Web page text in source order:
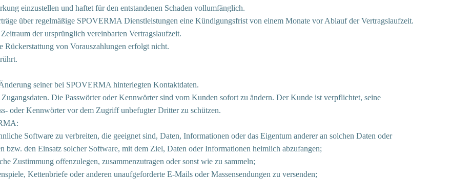
einzustellen und haftet für den entstandenen Schaden vollumfänglich.
über regelmäßige SPOVERMA Dienstleistungen eine Kündigungsfrist von einem Monate vor Ablauf der Vertragslaufzeit.
der ursprünglich vereinbarten Vertragslaufzeit.
von Vorauszahlungen erfolgt nicht.
seiner bei SPOVERMA hinterlegten Kontaktdaten.
Die Passwörter oder Kennwörter sind vom Kunden sofort zu ändern. Der Kunde ist verpflichtet, seine
oder Kennwörter vor dem Zugriff unbefugter Dritter zu schützen.
Software zu verbreiten, die geeignet sind, Daten, Informationen oder das Eigentum anderer an solchen Daten oder
bzw. den Einsatz solcher Software, mit dem Ziel, Daten oder Informationen heimlich abzufangen;
Zustimmung offenzulegen, zusammenzutragen oder sonst wie zu sammeln;
Kettenbriefe oder anderen unaufgeforderte E-Mails oder Massensendungen zu versenden;